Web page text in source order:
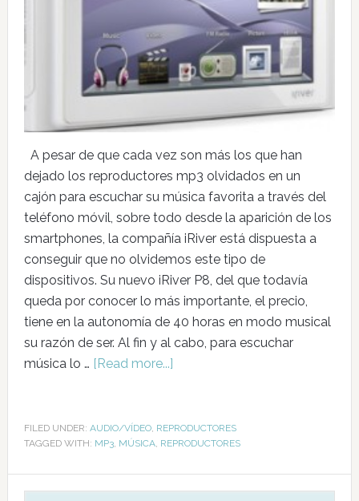
A pesar de que cada vez son más los que han
dejado los reproductores mp3 olvidados en un
cajón para escuchar su música favorita a través del
teléfono móvil, sobre todo desde la aparición de los
smartphones, la compañía iRiver está dispuesta a
conseguir que no olvidemos este tipo de
dispositivos. Su nuevo iRiver P8, del que todavía
queda por conocer lo más importante, el precio,
tiene en la autonomía de 40 horas en modo musical
su razón de ser. Al fin y al cabo, para escuchar
música lo … [Read more...]
FILED UNDER: AUDIO/VÍDEO, REPRODUCTORES
TAGGED WITH: MP3, MÚSICA, REPRODUCTORES